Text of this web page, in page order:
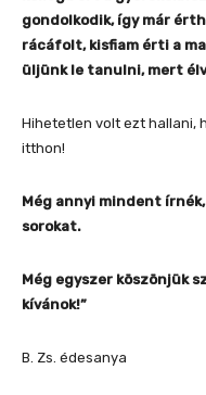
gondolkodik, így már
rácáfolt, kisfiam érti a
üljünk le tanulni, mert
Hihetetlen volt ezt hallani,
itthon!
Még annyi mindent
sorokat.
Még egyszer köszönjük
kívánok!”
B. Zs. édesanya